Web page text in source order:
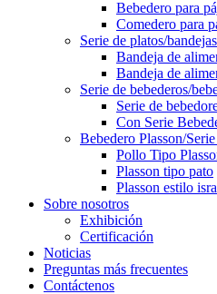
Bebedero para
Comedero para
Serie de platos/
Bandeja de
Bandeja de
Serie de bebederos/
Serie de
Con Serie
Bebedero Plasson/
Pollo Tipo
Plasson tipo pato
Plasson estilo
Sobre nosotros
Exhibición
Certificación
Noticias
Preguntas más frecuentes
Contáctenos